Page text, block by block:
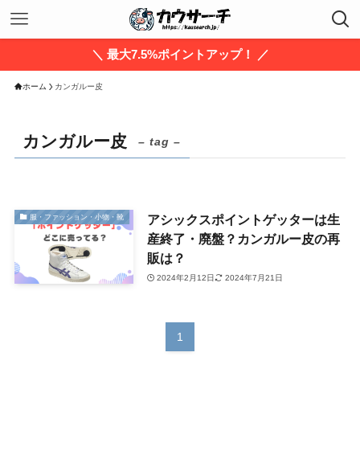
＼ 最大7.5%ポイントアップ！ ／
ホーム カンガルー皮
カンガルー皮 – tag –
服・ファッション・小物・靴
アシックスポイントゲッターは生
産終了・廃盤？カンガルー皮の再
販は？
2024年2月12日 2024年7月21日
1